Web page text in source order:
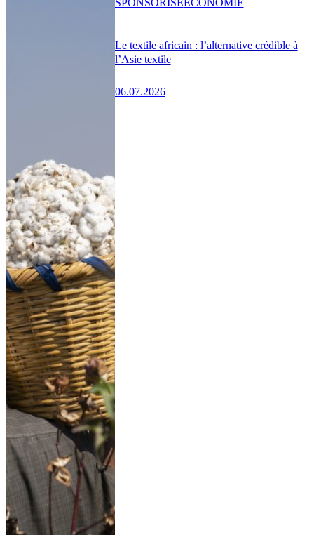
Le textile africain : l’alternative crédible à
l’Asie textile
06.07.2026
SPONSORISÉ ÉCONOMIE